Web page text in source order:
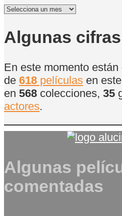
Archivo
Películas
Algunas cifras
En este momento
de 618 películas en
en 568 colecciones, 35
actores.
Algunas
comentadas